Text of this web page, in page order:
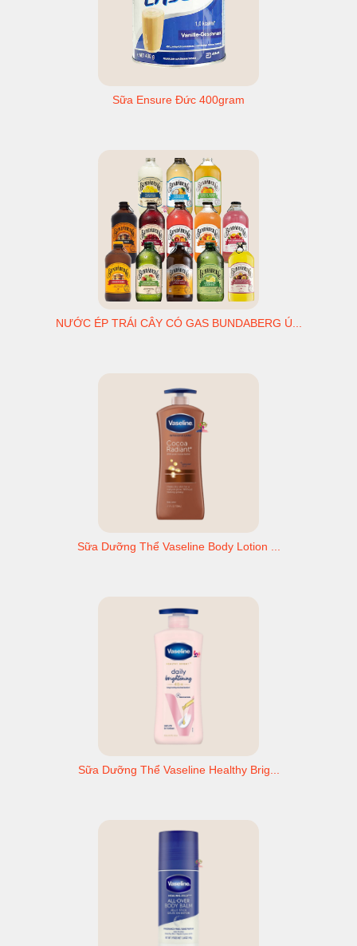
Sữa Ensure Đức 400gram
NƯỚC ÉP TRÁI CÂY CÓ GAS BUNDABERG Ú...
Sữa Dưỡng Thể Vaseline Body Lotion ...
Sữa Dưỡng Thể Vaseline Healthy Brig...